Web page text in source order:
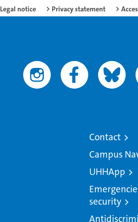
Legal notice Privacy statement
Contact
Campus
UHHApp
security